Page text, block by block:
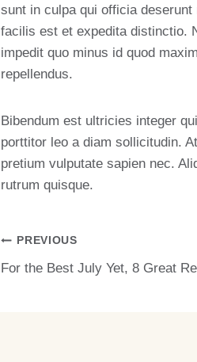
sunt in culpa qui officia
facilis est et expedita distinctio.
impedit quo minus id quod
repellendus.
Bibendum est ultricies integer
porttitor leo a diam sollicitudin.
pretium vulputate sapien nec.
rutrum quisque.
Post
PREVIOUS
For the Best July Yet, 8 Great